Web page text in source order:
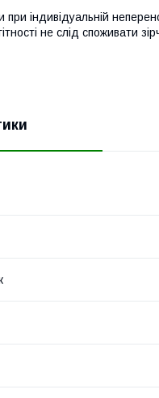
при індивідуальній
не слід споживати